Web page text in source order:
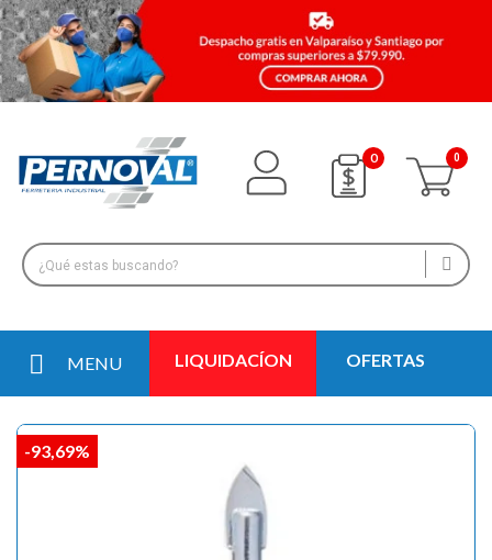
0
MENU LIQUIDACÍON OFERTAS
-93,69%